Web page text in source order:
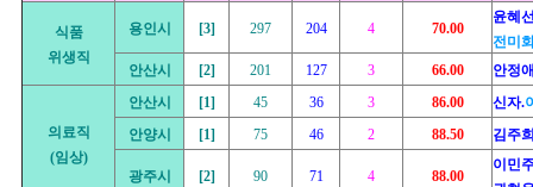
식품
위생직
용인시 [3] 297 204 4 70.00
윤혜
전미
안산시
[2] 201 127 3 66.00 안정
의료직
(임상)
안산시 [1] 45 36 3 86.00 신자.
안양시
[1] 75 46 2 88.50 김주
광주시 [2] 90 71 4 88.00
이민